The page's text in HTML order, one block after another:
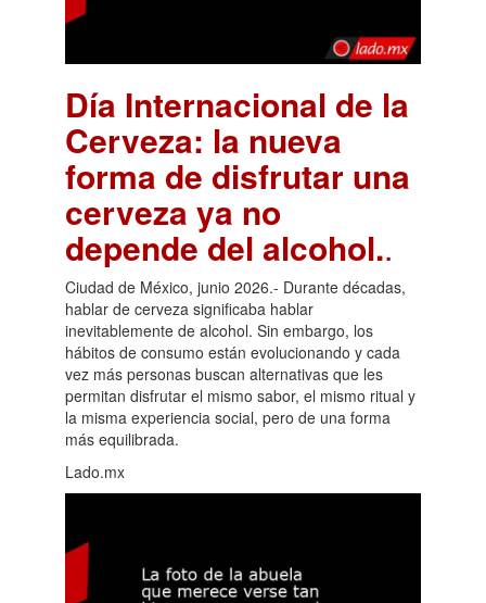
Día Internacional de la
Cerveza: la nueva
forma de disfrutar una
cerveza ya no
depende del alcohol..
Ciudad de México, junio 2026.- Durante décadas,
hablar de cerveza significaba hablar
inevitablemente de alcohol. Sin embargo, los
hábitos de consumo están evolucionando y cada
vez más personas buscan alternativas que les
permitan disfrutar el mismo sabor, el mismo ritual y
la misma experiencia social, pero de una forma
más equilibrada.
Lado.mx